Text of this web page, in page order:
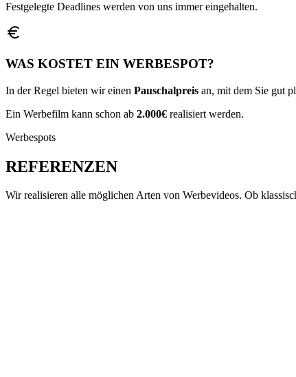
Festgelegte Deadlines werden von uns immer eingehalten.
WAS KOSTET EIN WERBESPOT?
In der Regel bieten wir einen Pauschalpreis an, mit dem Sie gut
Ein Werbefilm kann schon ab 2.000€ realisiert werden.
Werbespots
REFERENZEN
Wir realisieren alle möglichen Arten von Werbevideos. Ob